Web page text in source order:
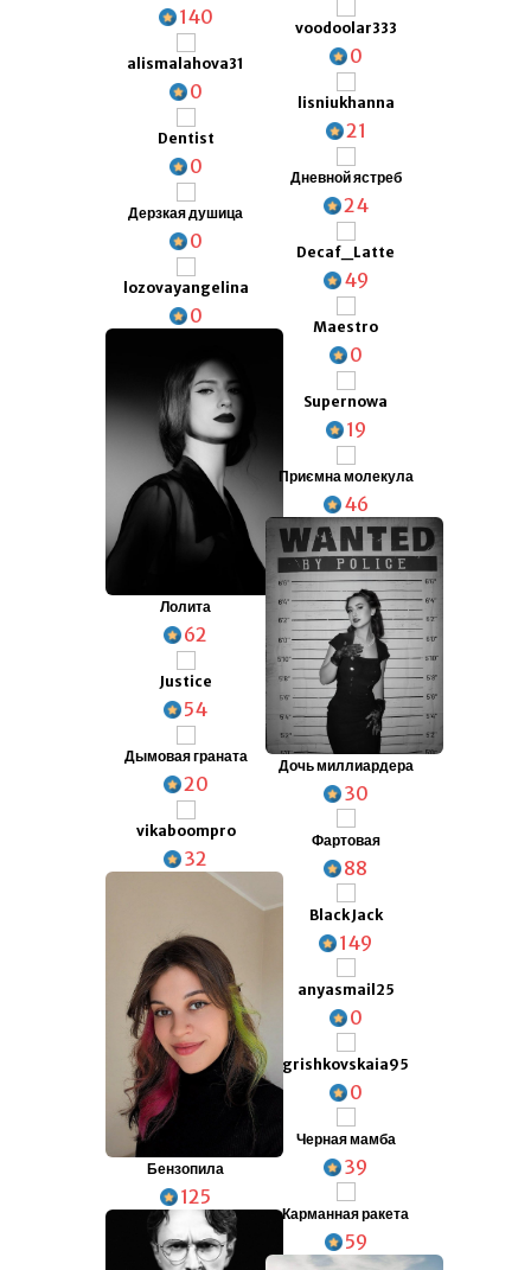
140
alismalahova31
0
Dentist
0
Дерзкая душица
0
lozovayangelina
0
Лолита
62
Justice
54
Дымовая граната
20
vikaboompro
32
Бензопила
125
voodoolar333
0
lisniukhanna
21
Дневной ястреб
24
Decaf_Latte
49
Maestro
0
Supernowa
19
Приємна молекула
46
Дочь миллиардера
30
Фартовая
88
Black Jack
149
anyasmail25
0
grishkovskaia95
0
Черная мамба
39
Карманная ракета
59